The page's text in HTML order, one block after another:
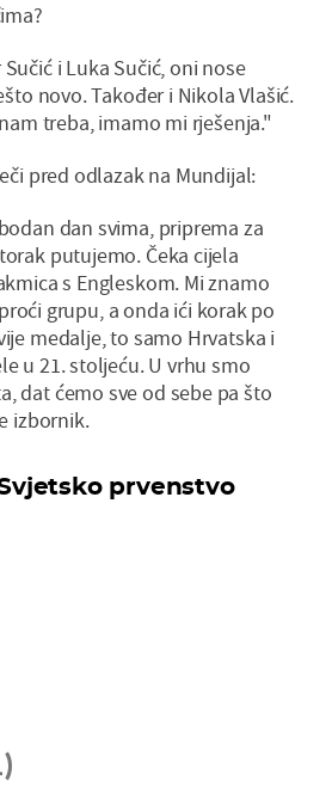
i Luka Sučić, oni nose
novo. Također i Nikola Vlašić.
treba, imamo mi rješenja."
pred odlazak na Mundijal:
dan svima, priprema za
putujemo. Čeka cijela
s Engleskom. Mi znamo
grupu, a onda ići korak po
medalje, to samo Hrvatska i
u 21. stoljeću. U vrhu smo
dat ćemo sve od sebe pa što
izbornik.
prvenstvo